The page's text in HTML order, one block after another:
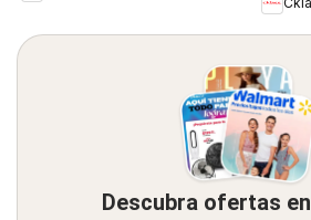
Descubra ofertas